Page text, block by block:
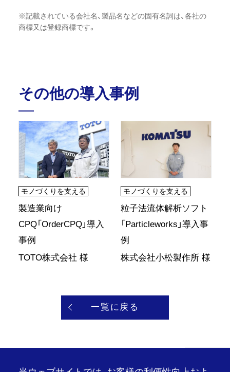
※記載されている会社名、製品名などの固有名詞は、各社の
商標又は登録商標です。
その他の導入事例
モノづくりを支える
製造業向け
CPQ「OrderCPQ」導入
事例
TOTO株式会社 様
モノづくりを支える
粒子法流体解析ソフト
「Particleworks」導入事
例
株式会社小松製作所 様
一覧に戻る